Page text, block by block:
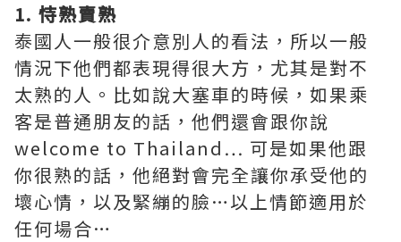
1. 恃熟賣熟
泰國人一般很介意別人的看法，所以一般
情況下他們都表現得很大方，尤其是對不
太熟的人。比如說大塞車的時候，如果乘
客是普通朋友的話，他們還會跟你說
welcome to Thailand… 可是如果他跟
你很熟的話，他絕對會完全讓你承受他的
壞心情，以及緊繃的臉…以上情節適用於
任何場合…